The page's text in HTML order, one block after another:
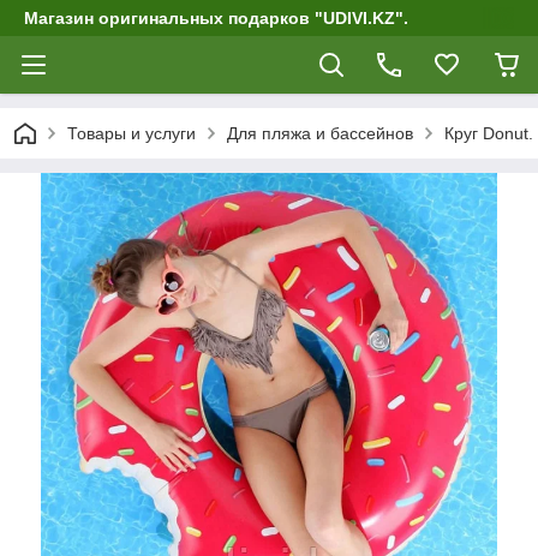
Магазин оригинальных подарков "UDIVI.KZ".
Товары и услуги Для пляжа и бассейнов Круг Donut.